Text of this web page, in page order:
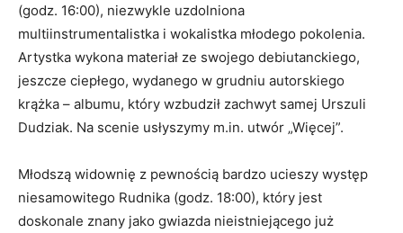
(godz. 16:00), niezwykle uzdolniona
multiinstrumentalistka i wokalistka młodego pokolenia.
Artystka wykona materiał ze swojego debiutanckiego,
jeszcze ciepłego, wydanego w grudniu autorskiego
krążka – albumu, który wzbudził zachwyt samej Urszuli
Dudziak. Na scenie usłyszymy m.in. utwór „Więcej”.
Młodszą widownię z pewnością bardzo ucieszy występ
niesamowitego Rudnika (godz. 18:00), który jest
doskonale znany jako gwiazda nieistniejącego już